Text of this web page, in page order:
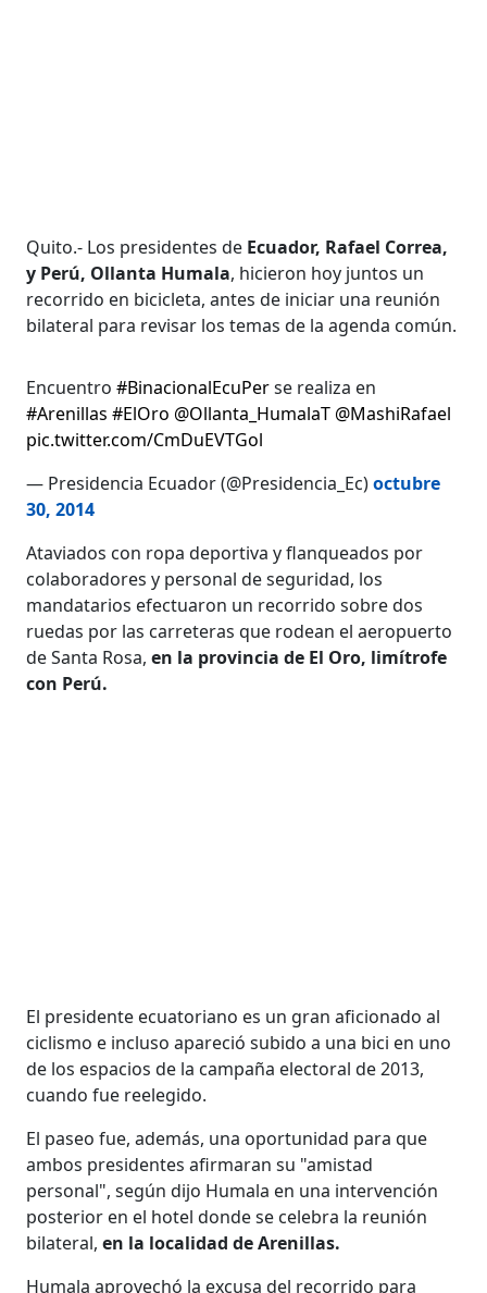
Quito.- Los presidentes de Ecuador, Rafael Correa,
y Perú, Ollanta Humala, hicieron hoy juntos un
recorrido en bicicleta, antes de iniciar una reunión
bilateral para revisar los temas de la agenda común.
Encuentro#BinacionalEcuPerse realiza en
#Arenillas #ElOro @Ollanta_HumalaT @MashiRafael
pic.twitter.com/CmDuEVTGol
— Presidencia Ecuador (@Presidencia_Ec)octubre
30, 2014
Ataviados con ropa deportiva y flanqueados por
colaboradores y personal de seguridad, los
mandatarios efectuaron un recorrido sobre dos
ruedas por las carreteras que rodean el aeropuerto
de Santa Rosa,en la provincia de El Oro, limítrofe
con Perú.
El presidente ecuatoriano es un gran aficionado al
ciclismo e incluso apareció subido a una bici en uno
de los espacios de la campaña electoral de 2013,
cuando fue reelegido.
El paseo fue, además, una oportunidad para que
ambos presidentes afirmaran su "amistad
personal", según dijo Humala en una intervención
posterior en el hotel donde se celebra la reunión
bilateral,en la localidad de Arenillas.
Humala aprovechó la excusa del recorrido para